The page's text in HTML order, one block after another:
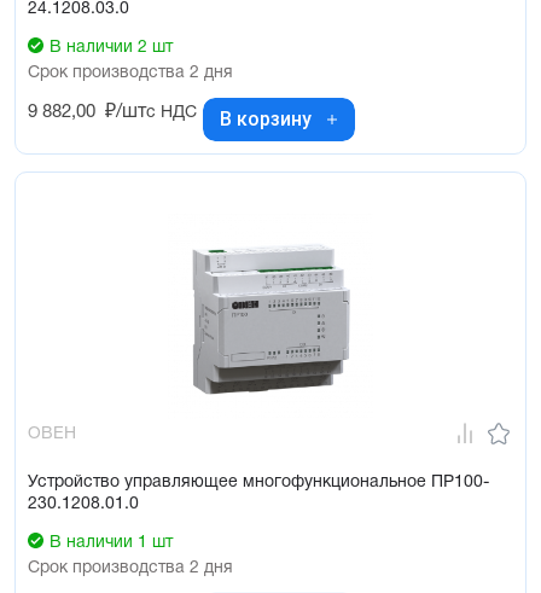
24.1208.03.0
В наличии 2 шт
Срок производства 2 дня
9 882,00 ₽/штс НДС В корзину
ОВЕН
Устройство управляющее многофункциональное ПР100-
230.1208.01.0
В наличии 1 шт
Срок производства 2 дня